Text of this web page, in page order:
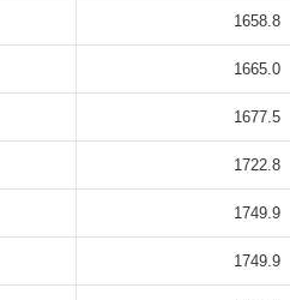
1658.8
1665.0
1677.5
1722.8
1749.9
1749.9